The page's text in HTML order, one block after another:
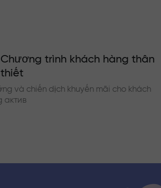
Chương trình khách hàng thân
thiết
và chiến dịch khuyến mãi cho khách
актив